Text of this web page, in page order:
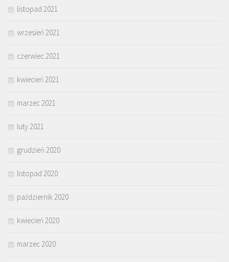
listopad 2021
wrzesień 2021
czerwiec 2021
kwiecień 2021
marzec 2021
luty 2021
grudzień 2020
listopad 2020
październik 2020
kwiecień 2020
marzec 2020